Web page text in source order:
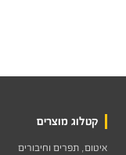
קטלוג מוצרים
איטום, תפרים וחיבורים